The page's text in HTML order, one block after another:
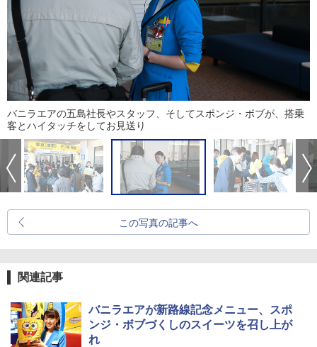
バニラエアの五島社長やスタッフ、そしてスポンジ・ボブが、搭乗
客とハイタッチをしてお見送り
この写真の記事へ
関連記事
バニラエアが新路線記念メニュー、スポ
ンジ・ボブづくしのスイーツを召し上が
れ